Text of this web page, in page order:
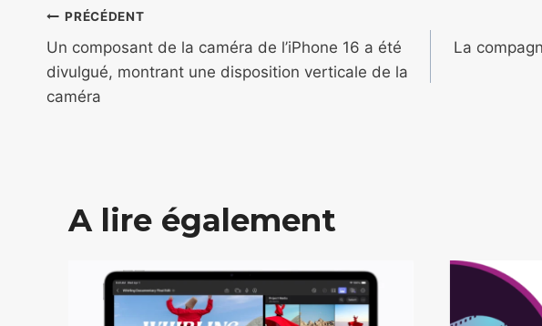
Navigation
de
l’article
PRÉCÉDENT
Un composant de la caméra de l’iPhone 16 a été
divulgué, montrant une disposition verticale de la
caméra
La
A lire également